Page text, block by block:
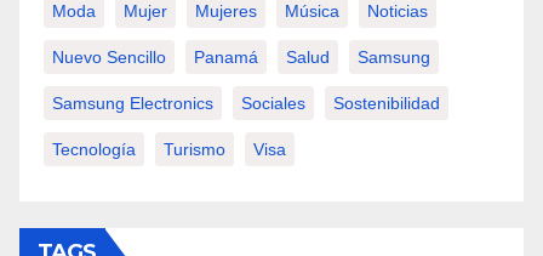
Moda Mujer Mujeres Música Noticias
Nuevo Sencillo Panamá Salud Samsung
Samsung Electronics Sociales Sostenibilidad
Tecnología Turismo Visa